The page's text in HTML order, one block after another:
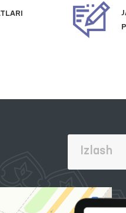
JAMOAVIY MUROJAATLAR